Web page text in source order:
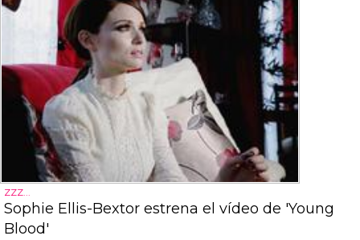
ZZZ...
Sophie Ellis-Bextor estrena el vídeo de 'Young
Blood'